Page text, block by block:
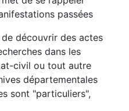
passées
découvrir des actes
dans les
civil ou tout autre
départementales
sont "particuliers",